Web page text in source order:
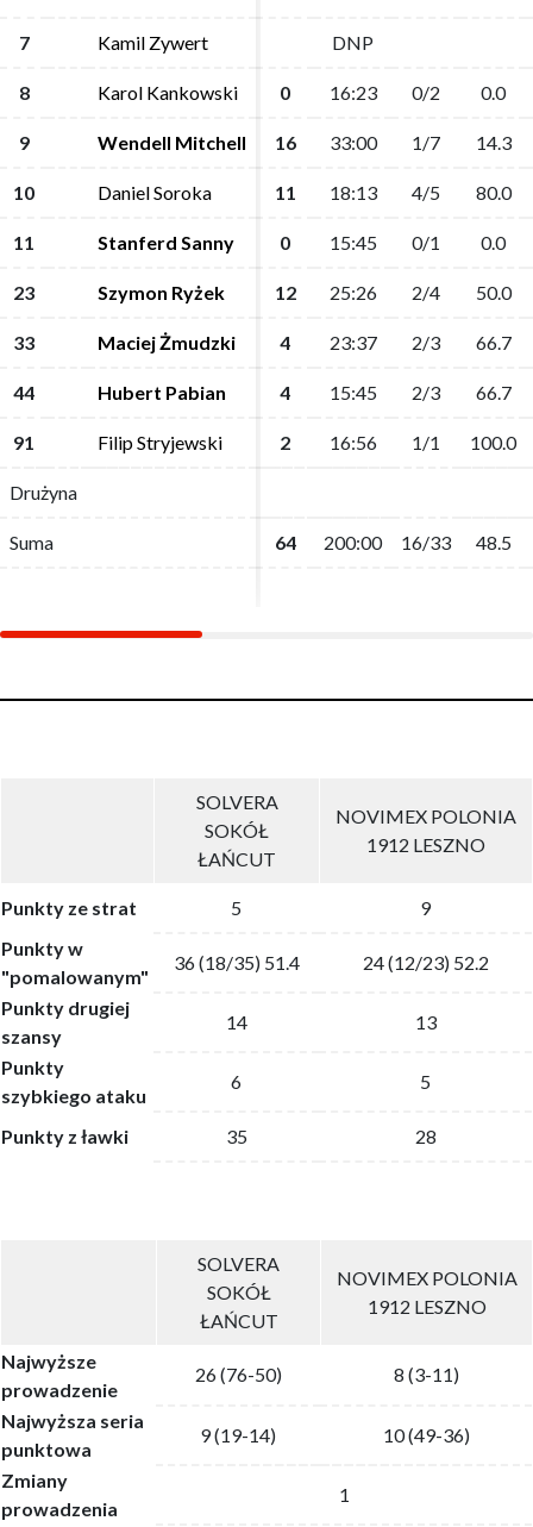
7 Kamil Zywert DNP
8 Karol Kankowski 0 16:23 0/2 0.0
9 Wendell Mitchell 16 33:00 1/7 14.3
10 Daniel Soroka 11 18:13 4/5 80.0
11 Stanferd Sanny 0 15:45 0/1 0.0
23 Szymon Ryżek 12 25:26 2/4 50.0
33 Maciej Żmudzki 4 23:37 2/3 66.7
44 Hubert Pabian 4 15:45 2/3 66.7
91 Filip Stryjewski 2 16:56 1/1 100.0
Drużyna
Suma 64 200:00 16/33 48.5
7 Kamil Zywert DNP
8 Karol Kankowski 0 16:23 0/2 0.0
9 Wendell Mitchell 16 33:00 1/7 14.3
10 Daniel Soroka 11 18:13 4/5 80.0
11 Stanferd Sanny 0 15:45 0/1 0.0
23 Szymon Ryżek 12 25:26 2/4 50.0
33 Maciej Żmudzki 4 23:37 2/3 66.7
44 Hubert Pabian 4 15:45 2/3 66.7
91 Filip Stryjewski 2 16:56 1/1 100.0
Drużyna
Suma 64 200:00 16/33 48.5
SOLVERA
SOKÓŁ
ŁAŃCUT
NOVIMEX POLONIA
1912 LESZNO
Punkty ze strat 5
9
Punkty w
"pomalowanym"
36 (18/35) 51.4
24 (12/23) 52.2
Punkty drugiej
szansy
14
13
Punkty
szybkiego ataku
6 5
Punkty z ławki 35 28
SOLVERA
SOKÓŁ
ŁAŃCUT
NOVIMEX POLONIA
1912 LESZNO
Najwyższe
prowadzenie
26 (76-50) 8 (3-11)
Najwyższa seria
punktowa
9 (19-14)
10 (49-36)
Zmiany
prowadzenia
1